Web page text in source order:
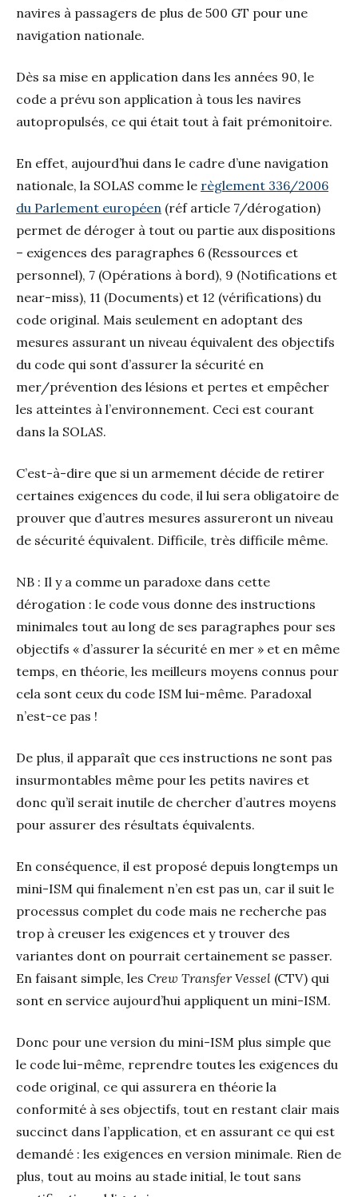
navires à passagers de plus de 500 GT pour une
navigation nationale.
Dès sa mise en application dans les années 90, le
code a prévu son application à tous les navires
autopropulsés, ce qui était tout à fait prémonitoire.
En effet, aujourd’hui dans le cadre d’une navigation
nationale, la SOLAS comme le règlement 336/2006
du Parlement européen (réf article 7/dérogation)
permet de déroger à tout ou partie aux dispositions
– exigences des paragraphes 6 (Ressources et
personnel), 7 (Opérations à bord), 9 (Notifications et
near-miss), 11 (Documents) et 12 (vérifications) du
code original. Mais seulement en adoptant des
mesures assurant un niveau équivalent des objectifs
du code qui sont d’assurer la sécurité en
mer/prévention des lésions et pertes et empêcher
les atteintes à l’environnement. Ceci est courant
dans la SOLAS.
C’est-à-dire que si un armement décide de retirer
certaines exigences du code, il lui sera obligatoire de
prouver que d’autres mesures assureront un niveau
de sécurité équivalent. Difficile, très difficile même.
NB : Il y a comme un paradoxe dans cette
dérogation : le code vous donne des instructions
minimales tout au long de ses paragraphes pour ses
objectifs « d’assurer la sécurité en mer » et en même
temps, en théorie, les meilleurs moyens connus pour
cela sont ceux du code ISM lui-même. Paradoxal
n’est-ce pas !
De plus, il apparaît que ces instructions ne sont pas
insurmontables même pour les petits navires et
donc qu’il serait inutile de chercher d’autres moyens
pour assurer des résultats équivalents.
En conséquence, il est proposé depuis longtemps un
mini-ISM qui finalement n’en est pas un, car il suit le
processus complet du code mais ne recherche pas
trop à creuser les exigences et y trouver des
variantes dont on pourrait certainement se passer.
En faisant simple, les Crew Transfer Vessel (CTV) qui
sont en service aujourd’hui appliquent un mini-ISM.
Donc pour une version du mini-ISM plus simple que
le code lui-même, reprendre toutes les exigences du
code original, ce qui assurera en théorie la
conformité à ses objectifs, tout en restant clair mais
succinct dans l’application, et en assurant ce qui est
demandé : les exigences en version minimale. Rien de
plus, tout au moins au stade initial, le tout sans